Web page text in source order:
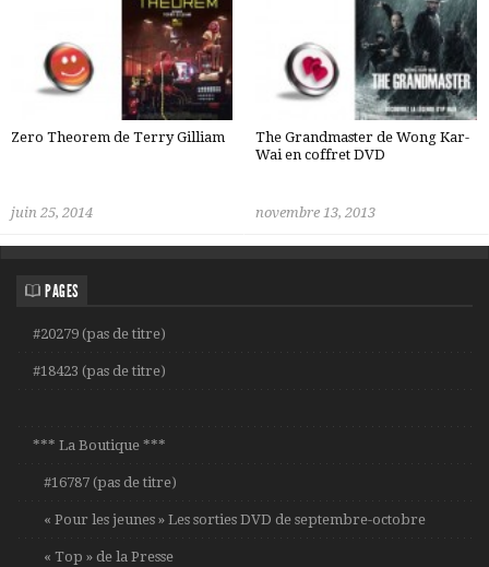
Zero Theorem de Terry Gilliam
juin 25, 2014
The Grandmaster de Wong Kar-
Wai en coffret DVD
novembre 13, 2013
PAGES
#20279 (pas de titre)
#18423 (pas de titre)
*** La Boutique ***
#16787 (pas de titre)
« Pour les jeunes » Les sorties DVD de septembre-octobre
« Top » de la Presse